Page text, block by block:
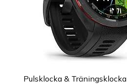
Pulsklocka & Träningsklocka